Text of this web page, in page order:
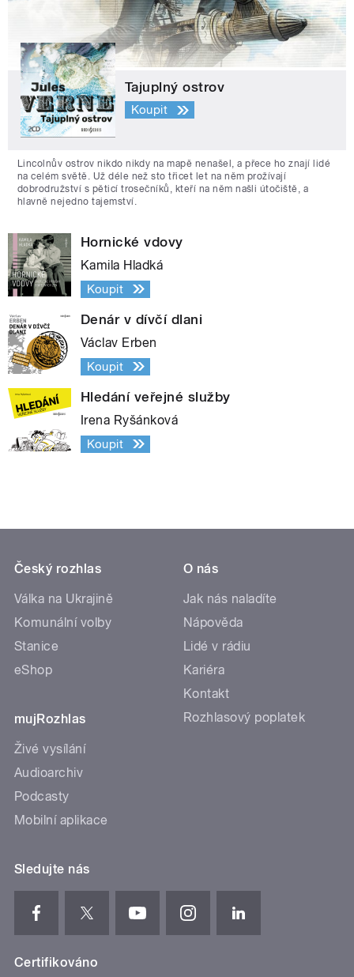
Tajuplný ostrov
Koupit
Lincolnův ostrov nikdo nikdy na mapě nenašel, a přece ho znají lidé
na celém světě. Už déle než sto třicet let na něm prožívají
dobrodružství s pěticí trosečníků, kteří na něm našli útočiště, a
hlavně nejedno tajemství.
Hornické vdovy
Kamila Hladká
Koupit
Denár v dívčí dlani
Václav Erben
Koupit
Hledání veřejné služby
Irena Ryšánková
Koupit
Český rozhlas
Válka na Ukrajině
Komunální volby
Stanice
eShop
mujRozhlas
Živé vysílání
Audioarchiv
Podcasty
Mobilní aplikace
O nás
Jak nás naladíte
Nápověda
Lidé v rádiu
Kariéra
Kontakt
Rozhlasový poplatek
Sledujte nás
Certifikováno